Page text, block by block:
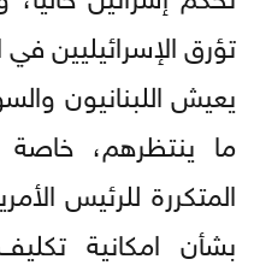
تؤرق الإسرائيليين في
يعيش اللبنانيون
ما ينتظرهم، خاصة
المتكررة للرئيس
بشأن امكانية